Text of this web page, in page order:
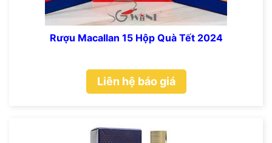
Rượu Macallan 15 Hộp Quà Tết 2024
Liên hệ báo giá